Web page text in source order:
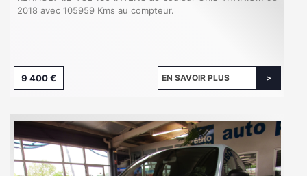
2018 avec 105959 Kms au compteur.
9 400 € EN SAVOIR PLUS